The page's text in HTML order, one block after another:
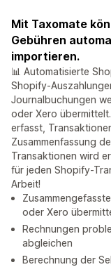
Mit Taxomate
Gebühren
importieren.
📊 Automatisierte
Shopify-
Journalbuchungen
oder Xero
erfasst,
Zusammenfassung
Transaktionen wird
für jeden Shopify-
Arbeit!
oder Xero
Rechnungen
abgleichen
Berechnung der